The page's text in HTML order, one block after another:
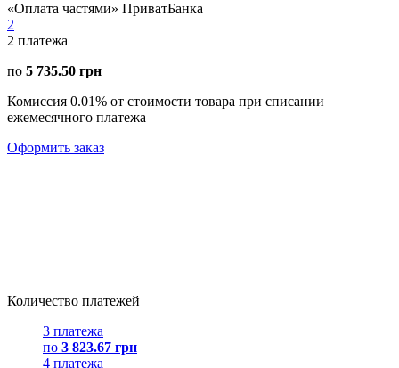
«Оплата частями» ПриватБанка
2
2 платежа
по 5 735.50 грн
Комиссия 0.01% от стоимости товара при списании
ежемесячного платежа
Оформить заказ
Количество платежей
3 платежа
по 3 823.67 грн
4 платежа